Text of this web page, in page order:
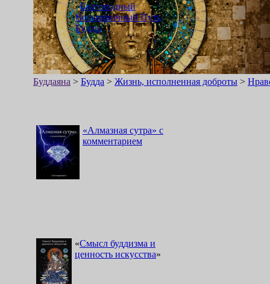
Буддаяна > Будда > Жизнь, исполненная доброты >
«Благородный
Восьмеричный Путь
Будды»
«Алмазная сутра» с
комментарием
«Смысл буддизма и
ценность искусства»